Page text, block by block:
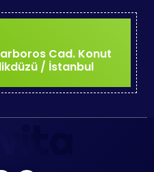
Cad. Konut
/ İstanbul